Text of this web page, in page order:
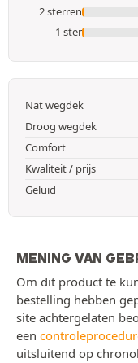
2 sterren
1 ster
Nat wegdek
Droog wegdek
Comfort
Kwaliteit / prijs
Geluid
MENING VAN
Om dit product te
bestelling hebben
site achtergelaten
een
uitsluitend op